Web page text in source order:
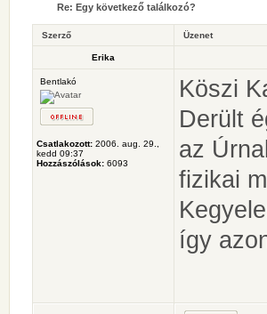
Re: Egy következő találkozó?
Szerző Üzenet
Erika
Bentlakó
Csatlakozott: 2006. aug. 29.,
kedd 09:37
Hozzászólások: 6093
Köszi
Derült
az
fizikai
így